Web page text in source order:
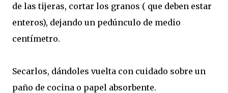
de las tijeras, cortar los granos ( que deben estar
enteros), dejando un pedúnculo de medio
centímetro.
Secarlos, dándoles vuelta con cuidado sobre un
paño de cocina o papel absorbente.